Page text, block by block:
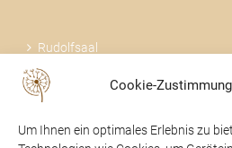
Cookie-
Um Ihnen ein optimales Erlebnis zu
Rudolfsaal
Über uns